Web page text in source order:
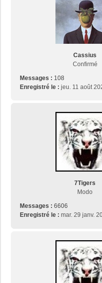
Cassius
Confirmé
Messages : 108
Enregistré le : jeu. 11 août
7Tigers
Modo
Messages : 6606
Enregistré le : mar. 29 janv.